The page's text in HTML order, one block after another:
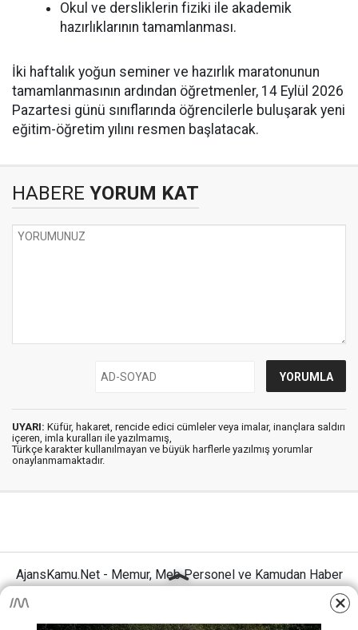
Okul ve dersliklerin fiziki ile akademik
hazırlıklarının tamamlanması.
İki haftalık yoğun seminer ve hazırlık maratonunun
tamamlanmasının ardından öğretmenler, 14 Eylül 2026
Pazartesi günü sınıflarında öğrencilerle buluşarak yeni
eğitim-öğretim yılını resmen başlatacak.
HABERE YORUM KAT
UYARI: Küfür, hakaret, rencide edici cümleler veya imalar, inançlara saldırı
içeren, imla kuralları ile yazılmamış,
Türkçe karakter kullanılmayan ve büyük harflerle yazılmış yorumlar
onaylanmamaktadır.
AjansKamu.Net - Memur, Meb Personel ve Kamudan Haber